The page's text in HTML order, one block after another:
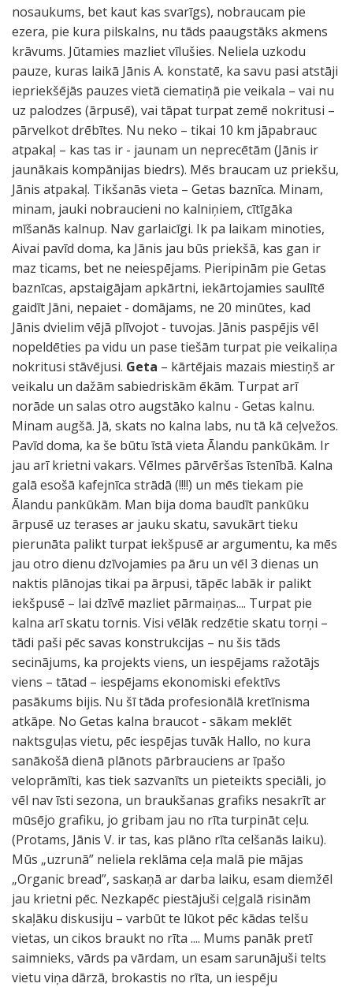
nosaukums, bet kaut kas svarīgs), nobraucam pie
ezera, pie kura pilskalns, nu tāds paaugstāks akmens
krāvums. Jūtamies mazliet vīlušies. Neliela uzkodu
pauze, kuras laikā Jānis A. konstatē, ka savu pasi atstāji
iepriekšējās pauzes vietā ciematiņā pie veikala – vai nu
uz palodzes (ārpusē), vai tāpat turpat zemē nokritusi –
pārvelkot drēbītes. Nu neko – tikai 10 km jāpabrauc
atpakaļ – kas tas ir - jaunam un neprecētām (Jānis ir
jaunākais kompānijas biedrs). Mēs braucam uz priekšu,
Jānis atpakaļ. Tikšanās vieta – Getas baznīca. Minam,
minam, jauki nobraucieni no kalniņiem, cītīgāka
mīšanās kalnup. Nav garlaicīgi. Ik pa laikam minoties,
Aivai pavīd doma, ka Jānis jau būs priekšā, kas gan ir
maz ticams, bet ne neiespējams. Pieripinām pie Getas
baznīcas, apstaigājam apkārtni, iekārtojamies saulītē
gaidīt Jāni, nepaiet - domājams, ne 20 minūtes, kad
Jānis dvielim vējā plīvojot - tuvojas. Jānis paspējis vēl
nopeldēties pa vidu un pase tiešām turpat pie veikaliņa
nokritusi stāvējusi. Geta – kārtējais mazais miestiņš ar
veikalu un dažām sabiedriskām ēkām. Turpat arī
norāde un salas otro augstāko kalnu - Getas kalnu.
Minam augšā. Jā, skats no kalna labs, nu tā kā ceļvežos.
Pavīd doma, ka še būtu īstā vieta Ālandu pankūkām. Ir
jau arī krietni vakars. Vēlmes pārvēršas īstenībā. Kalna
galā esošā kafejnīca strādā (!!!!) un mēs tiekam pie
Ālandu pankūkām. Man bija doma baudīt pankūku
ārpusē uz terases ar jauku skatu, savukārt tieku
pierunāta palikt turpat iekšpusē ar argumentu, ka mēs
jau otro dienu dzīvojamies pa āru un vēl 3 dienas un
naktis plānojas tikai pa ārpusi, tāpēc labāk ir palikt
iekšpusē – lai dzīvē mazliet pārmaiņas.... Turpat pie
kalna arī skatu tornis. Visi vēlāk redzētie skatu torņi –
tādi paši pēc savas konstrukcijas – nu šis tāds
secinājums, ka projekts viens, un iespējams ražotājs
viens – tātad – iespējams ekonomiski efektīvs
pasākums bijis. Nu šī tāda profesionālā kretīnisma
atkāpe. No Getas kalna braucot - sākam meklēt
naktsguļas vietu, pēc iespējas tuvāk Hallo, no kura
sanākošā dienā plānots pārbrauciens ar īpašo
veloprāmīti, kas tiek sazvanīts un pieteikts speciāli, jo
vēl nav īsti sezona, un braukšanas grafiks nesakrīt ar
mūsējo grafiku, jo gribam jau no rīta turpināt ceļu.
(Protams, Jānis V. ir tas, kas plāno rīta celšanās laiku).
Mūs „uzrunā” neliela reklāma ceļa malā pie mājas
„Organic bread”, saskaņā ar darba laiku, esam diemžēl
jau krietni pēc. Nezkapēc piestājuši ceļgalā risinām
skaļāku diskusiju – varbūt te lūkot pēc kādas telšu
vietas, un cikos braukt no rīta .... Mums panāk pretī
saimnieks, vārds pa vārdam, un esam sarunājuši telts
vietu viņa dārzā, brokastis no rīta, un iespēju